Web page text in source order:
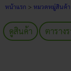
หน้าแรก > หมวดหมู่สินค้า
ดูสินค้า ตาราง